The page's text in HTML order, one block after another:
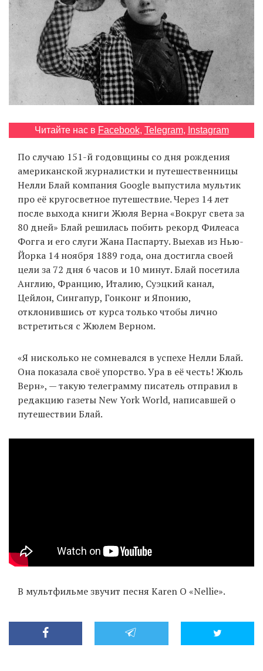
EN
UA
Читайте нас в Facebook, Telegram, Instagram
По случаю 151-й годовщины со дня рождения
американской журналистки и путешественницы
Нелли Блай компания Google выпустила мультик
про её кругосветное путешествие. Через 14 лет
после выхода книги Жюля Верна «Вокруг света за
80 дней» Блай решилась побить рекорд Филеаса
Фогга и его слуги Жана Паспарту. Выехав из Нью-
Йорка 14 ноября 1889 года, она достигла своей
цели за 72 дня 6 часов и 10 минут. Блай посетила
Англию, Францию, Италию, Суэцкий канал,
Цейлон, Сингапур, Гонконг и Японию,
отклонившись от курса только чтобы лично
встретиться с Жюлем Верном.
«Я нисколько не сомневался в успехе Нелли Блай.
Она показала своё упорство. Ура в её честь! Жюль
Верн», — такую телеграмму писатель отправил в
редакцию газеты New York World, написавшей о
путешествии Блай.
В мультфильме звучит песня Karen O «Nellie».